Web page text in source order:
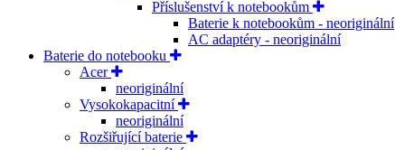
Příslušenství k notebookům
Baterie k notebookům - neoriginální
AC adaptéry - neoriginální
Baterie do notebooku
Acer
neoriginální
Vysokokapacitní
neoriginální
Rozšiřující baterie